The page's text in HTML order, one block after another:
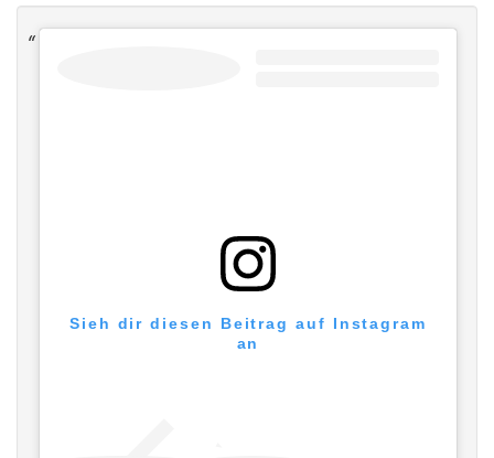
Sieh dir diesen Beitrag auf Instagram
an